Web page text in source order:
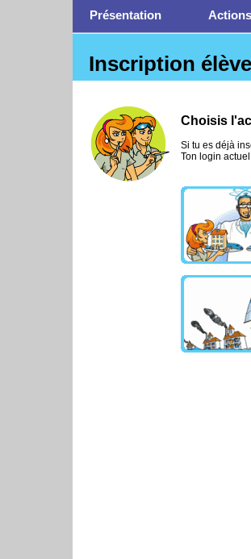
Présentation Actions
Inscription
Choisis
Si tu es déjà
Ton login